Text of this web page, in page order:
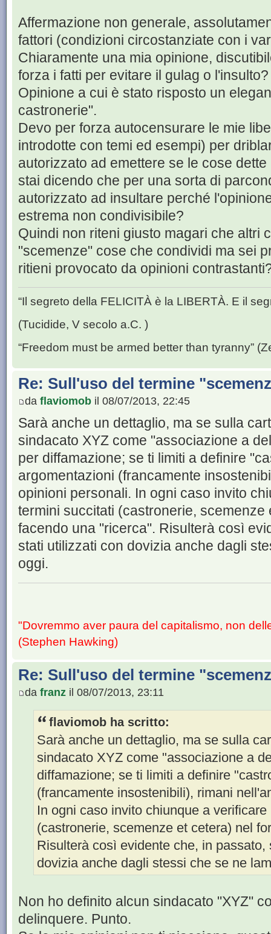
Affermazione non generale,
fattori (condizioni circostanziate con i
Chiaramente una mia opinione,
forza i fatti per evitare il gulag o l'insulto?
Opinione a cui è stato risposto un
castronerie".
Devo per forza autocensurare le mie
introdotte con temi ed esempi) per
autorizzato ad emettere se le cose
stai dicendo che per una sorta di
autorizzato ad insultare perché
estrema non condivisibile?
Quindi non riteni giusto magari che altri
"scemenze" cose che condividi ma sei
ritieni provocato da opinioni
“Il segreto della FELICITÀ è la LIBERTÀ. E il
(Tucidide, V secolo a.C. )
“Freedom must be armed better than tyranny”
Re: Sull'uso del termine
da flaviomob il 08/07/2013, 22:45
Sarà anche un dettaglio, ma se sulla
sindacato XYZ come "associazione a
per diffamazione; se ti limiti a definire
argomentazioni (francamente
opinioni personali. In ogni caso invito
termini succitati (castronerie, scemenze
facendo una "ricerca". Risulterà così
stati utilizzati con dovizia anche dagli
oggi.
"Dovremmo aver paura del capitalismo, non
(Stephen Hawking)
Re: Sull'uso del termine
da franz il 08/07/2013, 23:11
flaviomob ha scritto:
Sarà anche un dettaglio, ma se sulla
sindacato XYZ come "associazione a
diffamazione; se ti limiti a definire
(francamente insostenibili), rimani
In ogni caso invito chiunque a
(castronerie, scemenze et cetera) nel
Risulterà così evidente che, in
dovizia anche dagli stessi che se ne
Non ho definito alcun sindacato "XYZ"
delinquere. Punto.